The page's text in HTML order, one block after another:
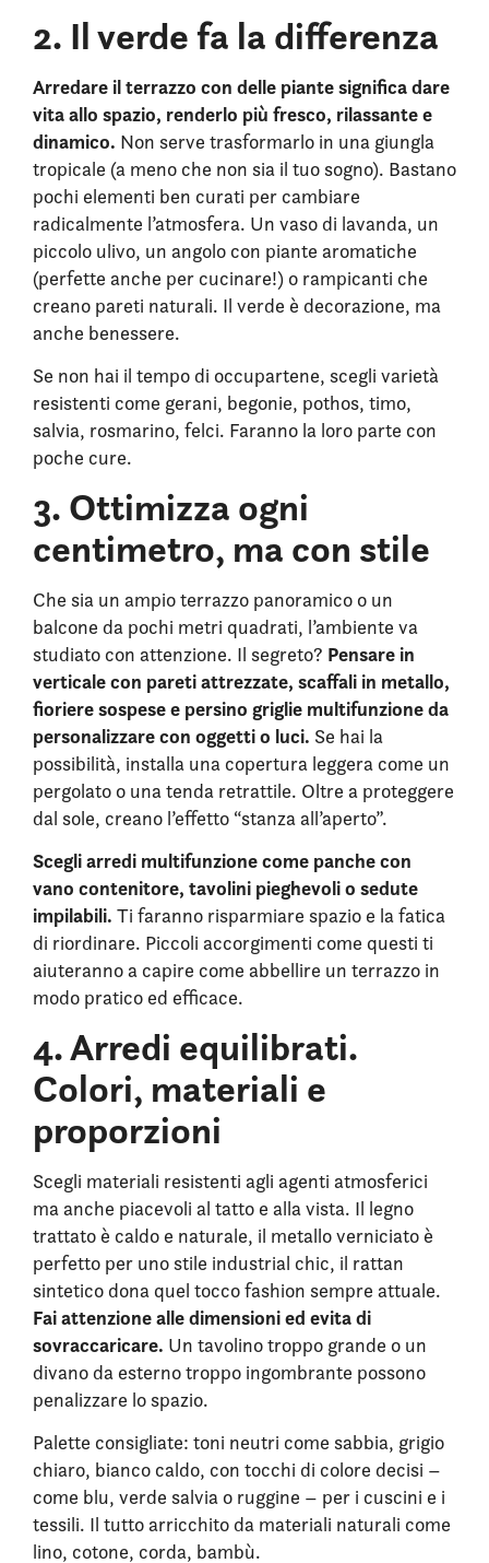
2. Il verde fa la differenza
Arredare il terrazzo con delle piante significa dare
vita allo spazio, renderlo più fresco, rilassante e
dinamico. Non serve trasformarlo in una giungla
tropicale (a meno che non sia il tuo sogno). Bastano
pochi elementi ben curati per cambiare
radicalmente l’atmosfera. Un vaso di lavanda, un
piccolo ulivo, un angolo con piante aromatiche
(perfette anche per cucinare!) o rampicanti che
creano pareti naturali. Il verde è decorazione, ma
anche benessere.
Se non hai il tempo di occupartene, scegli varietà
resistenti come gerani, begonie, pothos, timo,
salvia, rosmarino, felci. Faranno la loro parte con
poche cure.
3. Ottimizza ogni
centimetro, ma con stile
Che sia un ampio terrazzo panoramico o un
balcone da pochi metri quadrati, l’ambiente va
studiato con attenzione. Il segreto? Pensare in
verticale con pareti attrezzate, scaffali in metallo,
fioriere sospese e persino griglie multifunzione da
personalizzare con oggetti o luci. Se hai la
possibilità, installa una copertura leggera come un
pergolato o una tenda retrattile. Oltre a proteggere
dal sole, creano l’effetto “stanza all’aperto”.
Scegli arredi multifunzione come panche con
vano contenitore, tavolini pieghevoli o sedute
impilabili. Ti faranno risparmiare spazio e la fatica
di riordinare. Piccoli accorgimenti come questi ti
aiuteranno a capire come abbellire un terrazzo in
modo pratico ed efficace.
4. Arredi equilibrati.
Colori, materiali e
proporzioni
Scegli materiali resistenti agli agenti atmosferici
ma anche piacevoli al tatto e alla vista. Il legno
trattato è caldo e naturale, il metallo verniciato è
perfetto per uno stile industrial chic, il rattan
sintetico dona quel tocco fashion sempre attuale.
Fai attenzione alle dimensioni ed evita di
sovraccaricare. Un tavolino troppo grande o un
divano da esterno troppo ingombrante possono
penalizzare lo spazio.
Palette consigliate: toni neutri come sabbia, grigio
chiaro, bianco caldo, con tocchi di colore decisi –
come blu, verde salvia o ruggine – per i cuscini e i
tessili. Il tutto arricchito da materiali naturali come
lino, cotone, corda, bambù.